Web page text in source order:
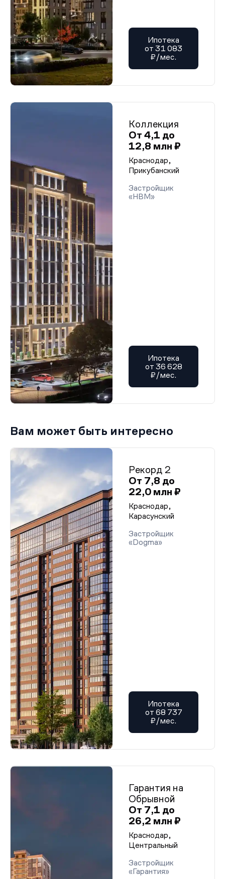
Ипотека
от 31 083
₽/мес.
Коллекция
От 4,1 до
12,8 млн ₽
Краснодар,
Прикубанский
Застройщик
«НВМ»
Ипотека
от 36 628
₽/мес.
Вам может быть интересно
Рекорд 2
От 7,8 до
22,0 млн ₽
Краснодар,
Карасунский
Застройщик
«Dogma»
Ипотека
от 68 737
₽/мес.
Гарантия на
Обрывной
От 7,1 до
26,2 млн ₽
Краснодар,
Центральный
Застройщик
«Гарантия»